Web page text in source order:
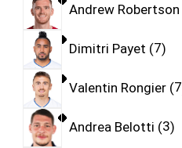
Andrew Robertson
Dimitri Payet 7
Valentin Rongier 7
Andrea Belotti 3